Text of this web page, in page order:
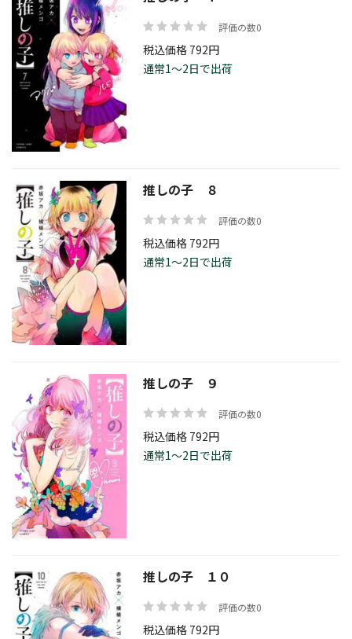
評価の数0
税込価格 792円
通常1～2日で出荷
推しの子 ８
評価の数0
税込価格 792円
通常1～2日で出荷
推しの子 ９
評価の数0
税込価格 792円
通常1～2日で出荷
推しの子 １０
評価の数0
税込価格 792円